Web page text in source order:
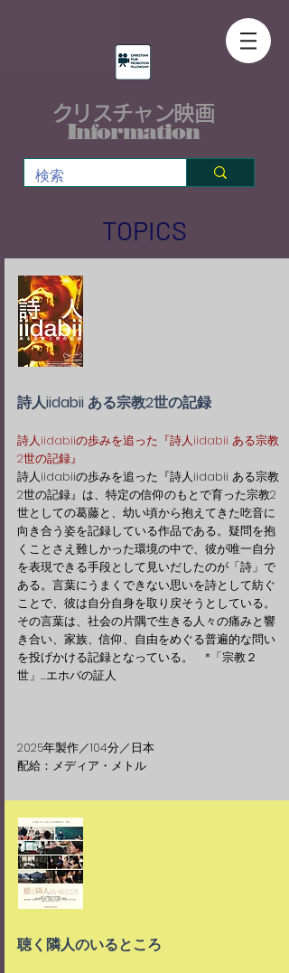
クリスチャン映画
Information
​TOPICS
詩人iidabii ある宗教2世の記録
詩人iidabiiの歩みを追った『詩人iidabii ある宗教
2世の記録』
​詩人iidabiiの歩みを追った『詩人iidabii ある宗教
2世の記録』は、特定の信仰のもとで育った宗教2
世としての葛藤と、幼い頃から抱えてきた吃音に
向き合う姿を記録している作品である。疑問を抱
くことさえ難しかった環境の中で、彼が唯一自分
を表現できる手段として見いだしたのが「詩」で
ある。言葉にうまくできない思いを詩として紡ぐ
ことで、彼は自分自身を取り戻そうとしている。
その言葉は、社会の片隅で生きる人々の痛みと響
き合い、家族、信仰、自由をめぐる普遍的な問い
を投げかける記録となっている。 *「宗教２
世」…エホバの証人
​​2025年製作／104分／日本
配給：メディア・メトル
聴く隣人のいるところ